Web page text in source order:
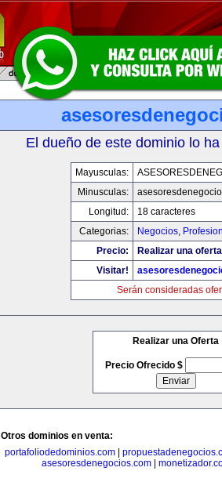
El dueño de este dominio lo
Mayusculas:
Minusculas:
Longitud:
18 caracteres
Categorias:
Negocios,
Precio:
Realizar una
Visitar!
Serán consideradas
Realizar una Oferta
Precio Ofrecido $
Otros dominios en venta:
portafoliodedominios.com|
asesoresdenegocios.com